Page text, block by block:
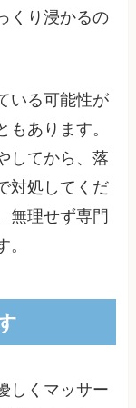
くり浸かるの
いる可能性が
あります。
してから、落
対処してくだ
無理せず専門
しくマッサー